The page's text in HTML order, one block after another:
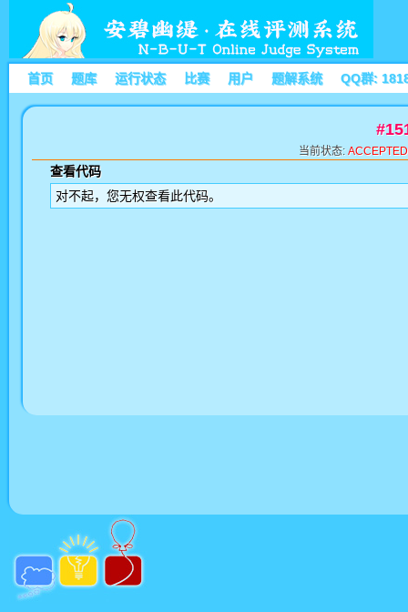
首页 题库 运行状态 比赛 用户 题解系统 QQ群:
当前状态: ACCEPTED
查看代码
对不起，您无权查看此代码。